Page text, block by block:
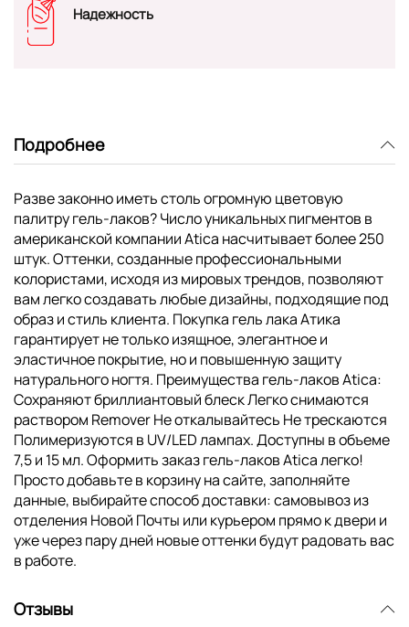
Надежность
Подробнее
Разве законно иметь столь огромную цветовую
палитру гель-лаков? Число уникальных пигментов в
американской компании Atica насчитывает более 250
штук. Оттенки, созданные профессиональными
колористами, исходя из мировых трендов, позволяют
вам легко создавать любые дизайны, подходящие под
образ и стиль клиента. Покупка гель лака Атика
гарантирует не только изящное, элегантное и
эластичное покрытие, но и повышенную защиту
натурального ногтя. Преимущества гель-лаков Atica:
Сохраняют бриллиантовый блеск Легко снимаются
раствором Remover Не откалывайтесь Не трескаются
Полимеризуются в UV/LED лампах. Доступны в объеме
7,5 и 15 мл. Оформить заказ гель-лаков Atica легко!
Просто добавьте в корзину на сайте, заполняйте
данные, выбирайте способ доставки: самовывоз из
отделения Новой Почты или курьером прямо к двери и
уже через пару дней новые оттенки будут радовать вас
в работе.
Отзывы